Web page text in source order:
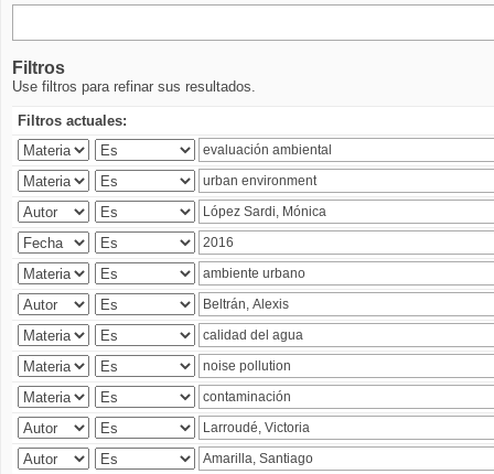
Filtros
Use filtros para refinar sus resultados.
Filtros actuales: